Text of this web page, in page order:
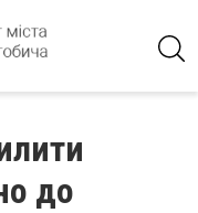
до